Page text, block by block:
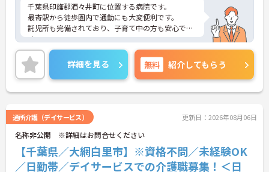
千葉県印旛郡酒々井町に位置する病院です。
最寄駅から徒歩圏内で通勤にも大変便利です。
託児所も完備されており、子育て中の方も安心で
す。
ご興味ある方には、面接対策ポイントなど、さらに
詳細をお話しいたしますのでお気軽にご相談くださ
い！
詳細を見る 無料 紹介してもらう
通所介護（デイサービス） 更新日：2026年08月06日
名称非公開 ※詳細はお問合せください
【千葉県／大網白里市】※資格不問／未経験OK
／日勤帯／デイサービスでの介護職募集！＜日